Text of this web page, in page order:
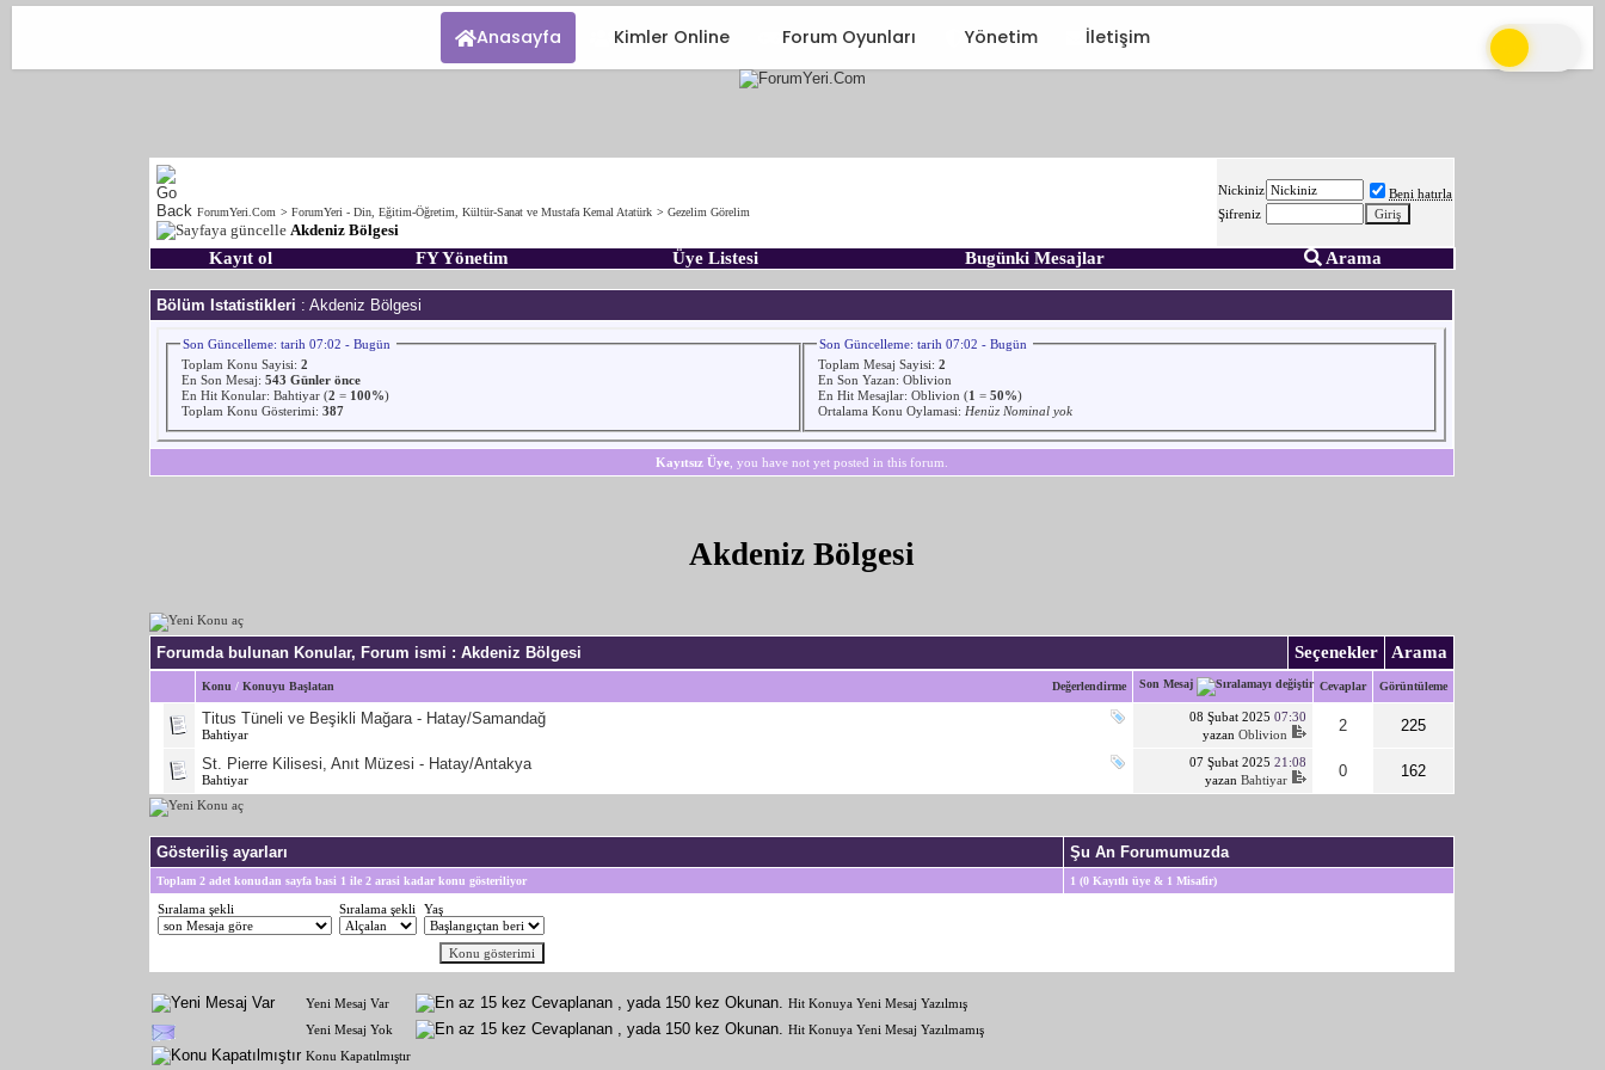
Anasayfa Kimler Online Forum Oyunları Yönetim İletişim
ForumYeri.Com >ForumYeri - Din, Eğitim-Öğretim, Kültür-Sanat ve Mustafa Kemal Atatürk >Gezelim Görelim
Akdeniz Bölgesi
Nickiniz
Beni hatırla
Şifreniz
Kayıt ol FY Yönetim Üye Listesi Bugünki Mesajlar Arama
Bölüm Istatistikleri : Akdeniz Bölgesi
Son Güncelleme: tarih 07:02 - Bugün
Toplam Konu Sayisi:2
En Son Mesaj:543 Günler önce
En Hit Konular:Bahtiyar (2 = 100%)
Toplam Konu Gösterimi:387
Son Güncelleme: tarih 07:02 - Bugün
Toplam Mesaj Sayisi:2
En Son Yazan:Oblivion
En Hit Mesajlar:Oblivion (1 =50%)
Ortalama Konu Oylamasi: Henüz Nominal yok
Kayıtsız Üye , you have not yet posted in this forum.
Akdeniz Bölgesi
Forumda bulunan Konular, Forum ismi : Akdeniz Bölgesi Seçenekler Arama
Değerlendirme
Konu /Konuyu Başlatan Son Mesaj Cevaplar Görüntüleme
Titus Tüneli ve Beşikli Mağara - Hatay/Samandağ
Bahtiyar
08 Şubat 202507:30
yazanOblivion 2 225
St. Pierre Kilisesi, Anıt Müzesi - Hatay/Antakya
Bahtiyar
07 Şubat 202521:08
yazanBahtiyar 0 162
Gösteriliş ayarları Şu An Forumumuzda
Toplam 2 adet konudan sayfa basi 1 ile 2 arasi kadar konu gösteriliyor 1 (0 Kayıtlı üye & 1 Misafir)
Sıralama şekli Sıralama şekli Yaş
Yeni Mesaj Var
Hit Konuya Yeni Mesaj Yazılmış
Yeni Mesaj Yok
Hit Konuya Yeni Mesaj Yazılmamış
Konu Kapatılmıştır